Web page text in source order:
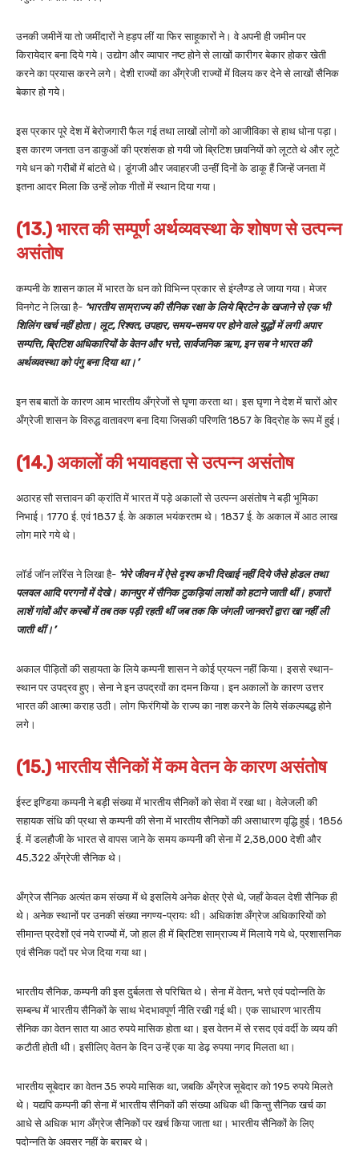
उनकी जमीनें या तो जमींदारों ने हड़प लीं या फिर साहूकारों ने। वे अपनी ही जमीन पर
किरायेदार बना दिये गये। उद्योग और व्यापार नष्ट होने से लाखों कारीगर बेकार होकर खेती
करने का प्रयास करने लगे। देशी राज्यों का अँग्रेजी राज्यों में विलय कर देने से लाखों सैनिक
बेकार हो गये।
इस प्रकार पूरे देश में बेरोजगारी फैल गई तथा लाखों लोगों को आजीविका से हाथ धोना पड़ा।
इस कारण जनता उन डाकुओं की प्रशंसक हो गयी जो ब्रिटिश छावनियों को लूटते थे और लूटे
गये धन को गरीबों में बांटते थे। डूंगजी और जवाहरजी उन्हीं दिनों के डाकू हैं जिन्हें जनता में
इतना आदर मिला कि उन्हें लोक गीतों में स्थान दिया गया।
(13.) भारत की सम्पूर्ण अर्थव्यवस्था के शोषण से उत्पन्न
असंतोष
कम्पनी के शासन काल में भारत के धन को विभिन्न प्रकार से इंग्लैण्ड ले जाया गया। मेजर
विनगेट ने लिखा है- ‘भारतीय साम्राज्य की सैनिक रक्षा के लिये ब्रिटेन के खजाने से एक भी
शिलिंग खर्च नहीं होता। लूट, रिश्वत, उपहार, समय-समय पर होने वाले युद्धों में लगी अपार
सम्पत्ति, ब्रिटिश अधिकारियों के वेतन और भत्ते, सार्वजनिक ऋण, इन सब ने भारत की
अर्थव्यवस्था को पंगु बना दिया था।’
इन सब बातों के कारण आम भारतीय अँग्रेजों से घृणा करता था। इस घृणा ने देश में चारों ओर
अँग्रेजी शासन के विरुद्ध वातावरण बना दिया जिसकी परिणति 1857 के विद्रोह के रूप में हुई।
(14.) अकालों की भयावहता से उत्पन्न असंतोष
अठारह सौ सत्तावन की क्रांति में भारत में पड़े अकालों से उत्पन्न असंतोष ने बड़ी भूमिका
निभाई। 1770 ई. एवं 1837 ई. के अकाल भयंकरतम थे। 1837 ई. के अकाल में आठ लाख
लोग मारे गये थे।
लॉर्ड जॉन लॉरेंस ने लिखा है- ‘मेरे जीवन में ऐसे दृश्य कभी दिखाई नहीं दिये जैसे होडल तथा
पलवल आदि परगनों में देखे। कानपुर में सैनिक टुकड़ियां लाशों को हटाने जाती थीं। हजारों
लाशें गांवों और कस्बों में तब तक पड़ी रहती थीं जब तक कि जंगली जानवरों द्वारा खा नहीं ली
जाती थीं।’
अकाल पीड़ितों की सहायता के लिये कम्पनी शासन ने कोई प्रयत्न नहीं किया। इससे स्थान-
स्थान पर उपद्रव हुए। सेना ने इन उपद्रवों का दमन किया। इन अकालों के कारण उत्तर
भारत की आत्मा कराह उठी। लोग फिरंगियों के राज्य का नाश करने के लिये संकल्पबद्ध होने
लगे।
(15.) भारतीय सैनिकों में कम वेतन के कारण असंतोष
ईस्ट इण्डिया कम्पनी ने बड़ी संख्या में भारतीय सैनिकों को सेवा में रखा था। वेलेजली की
सहायक संधि की प्रथा से कम्पनी की सेना में भारतीय सैनिकों की असाधारण वृद्धि हुई। 1856
ई. में डलहौजी के भारत से वापस जाने के समय कम्पनी की सेना में 2,38,000 देशी और
45,322 अँग्रेजी सैनिक थे।
अँग्रेज सैनिक अत्यंत कम संख्या में थे इसलिये अनेक क्षेत्र ऐसे थे, जहाँ केवल देशी सैनिक ही
थे। अनेक स्थानों पर उनकी संख्या नगण्य-प्रायः थी। अधिकांश अँग्रेज अधिकारियों को
सीमान्त प्रदेशों एवं नये राज्यों में, जो हाल ही में ब्रिटिश साम्राज्य में मिलाये गये थे, प्रशासनिक
एवं सैनिक पदों पर भेज दिया गया था।
भारतीय सैनिक, कम्पनी की इस दुर्बलता से परिचित थे। सेना में वेतन, भत्ते एवं पदोन्नति के
सम्बन्ध में भारतीय सैनिकों के साथ भेदभावपूर्ण नीति रखी गई थी। एक साधारण भारतीय
सैनिक का वेतन सात या आठ रुपये मासिक होता था। इस वेतन में से रसद एवं वर्दी के व्यय की
कटौती होती थी। इसीलिए वेतन के दिन उन्हें एक या डेढ़ रुपया नगद मिलता था।
भारतीय सूबेदार का वेतन 35 रुपये मासिक था, जबकि अँग्रेज सूबेदार को 195 रुपये मिलते
थे। यद्यपि कम्पनी की सेना में भारतीय सैनिकों की संख्या अधिक थी किन्तु सैनिक खर्च का
आधे से अधिक भाग अँग्रेज सैनिकों पर खर्च किया जाता था। भारतीय सैनिकों के लिए
पदोन्नति के अवसर नहीं के बराबर थे।